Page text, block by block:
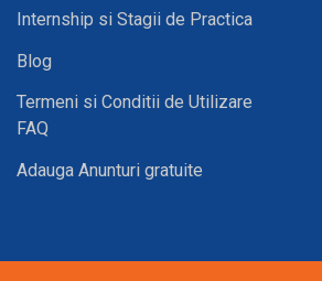
Internship si Stagii de Practica
Blog
Termeni si Conditii de Utilizare
FAQ
Adauga Anunturi gratuite